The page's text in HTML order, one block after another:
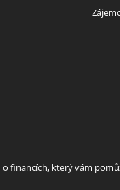
financích, který vám